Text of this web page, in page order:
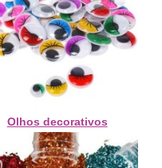
Olhos decorativos